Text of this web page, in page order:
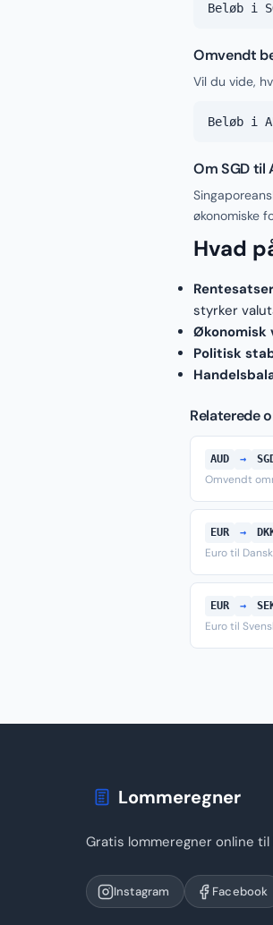
Beløb i
Omvendt
Vil du vide,
Beløb i
Om SGD til
økonomiske
Hvad
styrker
Økonomisk
Politisk
Relaterede
AUD →
Omvendt
EUR →
Euro til
EUR →
Euro til
Lommeregner
Gratis lommeregner online til
Instagram Facebook